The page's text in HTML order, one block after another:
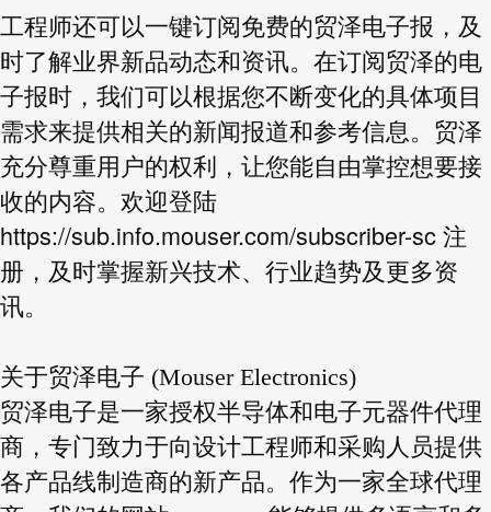
工程师还可以一键订阅免费的贸泽电子报，及
时了解业界新品动态和资讯。在订阅贸泽的电
子报时，我们可以根据您不断变化的具体项目
需求来提供相关的新闻报道和参考信息。贸泽
充分尊重用户的权利，让您能自由掌控想要接
收的内容。欢迎登陆
https://sub.info.mouser.com/subscriber-sc 注
册，及时掌握新兴技术、行业趋势及更多资
讯。
关于贸泽电子 (Mouser Electronics)
贸泽电子是一家授权半导体和电子元器件代理
商，专门致力于向设计工程师和采购人员提供
各产品线制造商的新产品。作为一家全球代理